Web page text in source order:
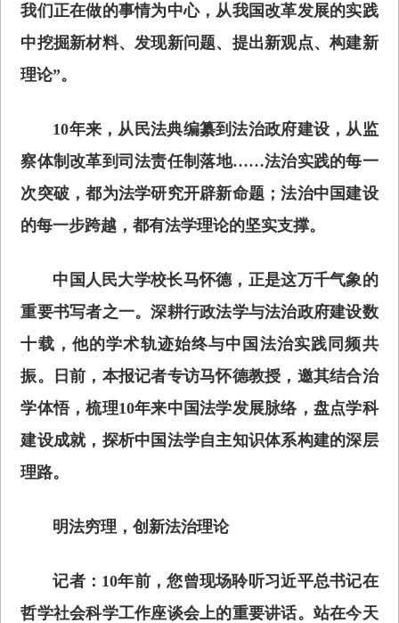
我们正在做的事情为中心，从我国改革发展的实践
中挖掘新材料、发现新问题、提出新观点、构建新
理论”。
10年来，从民法典编纂到法治政府建设，从监
察体制改革到司法责任制落地……法治实践的每一
次突破，都为法学研究开辟新命题；法治中国建设
的每一步跨越，都有法学理论的坚实支撑。
中国人民大学校长马怀德，正是这万千气象的
重要书写者之一。深耕行政法学与法治政府建设数
十载，他的学术轨迹始终与中国法治实践同频共
振。日前，本报记者专访马怀德教授，邀其结合治
学体悟，梳理10年来中国法学发展脉络，盘点学科
建设成就，探析中国法学自主知识体系构建的深层
理路。
明法穷理，创新法治理论
记者：10年前，您曾现场聆听习近平总书记在
哲学社会科学工作座谈会上的重要讲话。站在今天